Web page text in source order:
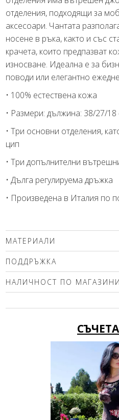
отделения, подходящи за
аксесоари. Чантата
носене в ръка, както и със
крачета, които предпазват
износване. Идеална е за
поводи или елегантно
• 100% естествена кожа
• Размери: дължина: 38/27/18
• Три основни отделения,
цип
• Три допълнителни
• Дълга регулируема дръжка
• Произведена в Италия по
МАТЕРИАЛИ
подплата 100% полиестер
ПОДДРЪЖКА
НАЛИЧНОСТ ПО МАГАЗИНИ